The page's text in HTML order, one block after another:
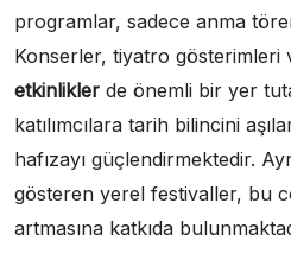
programlar, sadece anma
Konserler, tiyatro gösterimleri
etkinlikler de önemli bir yer
katılımcılara tarih bilincini
hafızayı güçlendirmektedir.
gösteren yerel festivaller, bu
artmasına katkıda